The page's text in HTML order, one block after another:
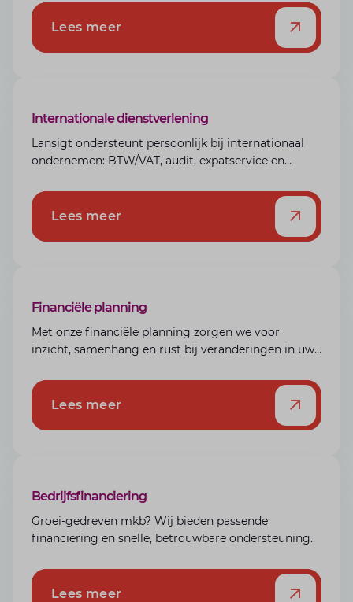
fiscale en financiële kennis, zodat alles klopt en u
met rust en vertrouwen onderneemt. Alles onder
één dak.
Lees meer
Internationale dienstverlening
Lansigt ondersteunt persoonlijk bij internationaal
ondernemen: BTW/VAT, audit, expatservice en
Lees meer
Financiële planning
Met onze financiële planning zorgen we voor
inzicht, samenhang en rust bij veranderingen in uw
Lees meer
Bedrijfsfinanciering
Groei-gedreven mkb? Wij bieden passende
financiering en snelle, betrouwbare ondersteuning.
Lees meer